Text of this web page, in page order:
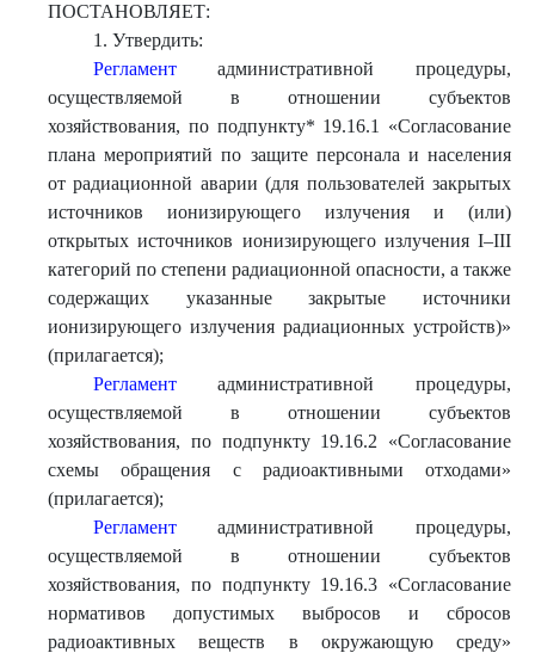
ПОСТАНОВЛЯЕТ:
1. Утвердить:
Регламентадминистративной процедуры,
осуществляемой в отношении субъектов
хозяйствования, по подпункту* 19.16.1 «Согласование
плана мероприятий по защите персонала и населения
от радиационной аварии (для пользователей закрытых
источников ионизирующего излучения и (или)
открытых источников ионизирующего излучения I–III
категорий по степени радиационной опасности, а также
содержащих указанные закрытые источники
ионизирующего излучения радиационных устройств)»
(прилагается);
Регламентадминистративной процедуры,
осуществляемой в отношении субъектов
хозяйствования, по подпункту 19.16.2 «Согласование
схемы обращения с радиоактивными отходами»
(прилагается);
Регламентадминистративной процедуры,
осуществляемой в отношении субъектов
хозяйствования, по подпункту 19.16.3 «Согласование
нормативов допустимых выбросов и сбросов
радиоактивных веществ в окружающую среду»